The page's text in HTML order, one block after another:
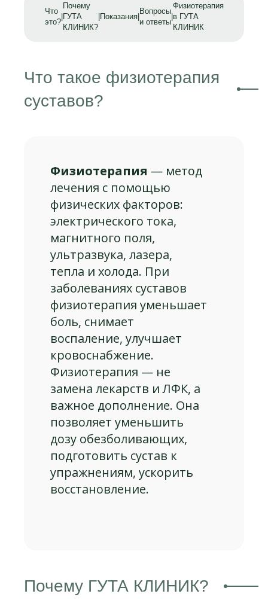
Что
это?
Почему
ГУТА
КЛИНИК?
Показания|
Вопросы
и ответы
|
Физиотерапия
в ГУТА
КЛИНИК
Что такое физиотерапия
суставов?
Физиотерапия — метод
лечения с помощью
физических факторов:
электрического тока,
магнитного поля,
ультразвука, лазера,
тепла и холода. При
заболеваниях суставов
физиотерапия уменьшает
боль, снимает
воспаление, улучшает
кровоснабжение.
Физиотерапия — не
замена лекарств и ЛФК, а
важное дополнение. Она
позволяет уменьшить
дозу обезболивающих,
подготовить сустав к
упражнениям, ускорить
восстановление.
Почему ГУТА КЛИНИК?